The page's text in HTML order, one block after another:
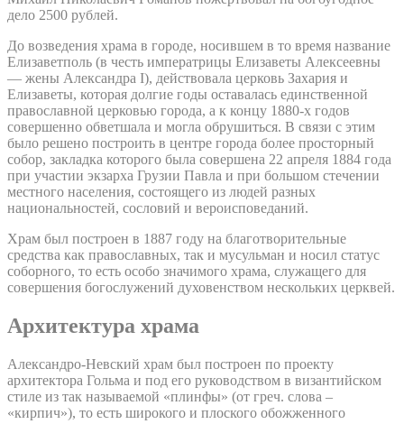
дело 2500 рублей.
До возведения храма в городе, носившем в то время название
Елизаветполь (в честь императрицы Елизаветы Алексеевны
— жены Александра I), действовала церковь Захария и
Елизаветы, которая долгие годы оставалась единственной
православной церковью города, а к концу 1880-х годов
совершенно обветшала и могла обрушиться. В связи с этим
было решено построить в центре города более просторный
собор, закладка которого была совершена 22 апреля 1884 года
при участии экзарха Грузии Павла и при большом стечении
местного населения, состоящего из людей разных
национальностей, сословий и вероисповеданий.
Храм был построен в 1887 году на благотворительные
средства как православных, так и мусульман и носил статус
соборного, то есть особо значимого храма, служащего для
совершения богослужений духовенством нескольких церквей.
Архитектура храма
Александро-Невский храм был построен по проекту
архитектора Гольма и под его руководством в византийском
стиле из так называемой «плинфы» (от греч. слова –
«кирпич»), то есть широкого и плоского обожженного